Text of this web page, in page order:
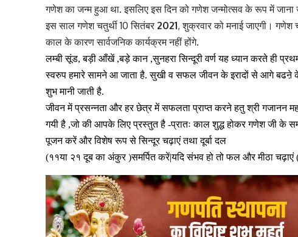
गणेश का जन्म हुआ था. इसलिए इस दिन को गणेश जन्मोत्सव के रूप में जाना
इस साल गणेश चतुर्थी 10 सितंबर 2021, शुक्रवार को मनाई जाएगी। गणेश
काल के कारण सार्वजनिक कार्यक्रम नहीं होंगे.
लम्बी सूंड, बड़ी आँखें ,बड़े कान ,सुनहरा सिन्दूरी वर्ण यह ध्यान करते ही
स्वरुप हमारे सामने आ जाता है. सुखी व सफल जीवन के इरादों से आगे बढऩे
शुभ मानी जाती है.
जीवन में प्रसन्नता और हर छेत्र में सफलता प्राप्त करने हतुश्री गजानन
गयी है ,जो की आपके लिए प्रस्तुत है -प्रातः काल शुद्ध होकर गणेश जी के
पूजन करें और विशेष रूप से सिन्दूर चढ़ाएं तथा दूर्बा दल
(११या २१ दूब का अंकुर )समर्पित करें|यदि संभवहो तो फल और मीठा